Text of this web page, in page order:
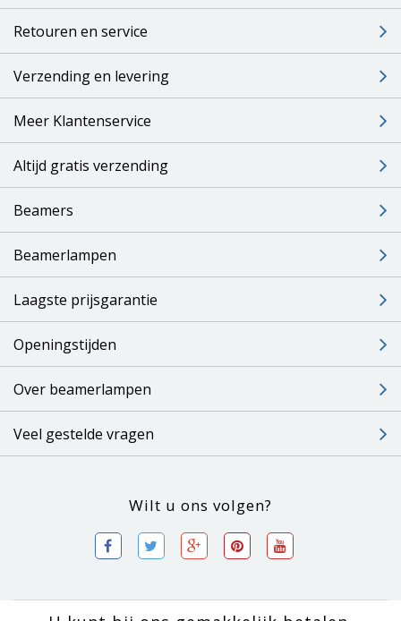
Retouren en service
Verzending en levering
Meer Klantenservice
Altijd gratis verzending
Beamers
Beamerlampen
Laagste prijsgarantie
Openingstijden
Over beamerlampen
Veel gestelde vragen
Wilt u ons volgen?